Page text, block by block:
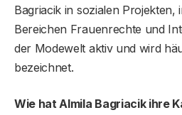
Bagriacik in sozialen Projekten,
Bereichen Frauenrechte und
der Modewelt aktiv und wird
bezeichnet.
Wie hat Almila Bagriacik ihre